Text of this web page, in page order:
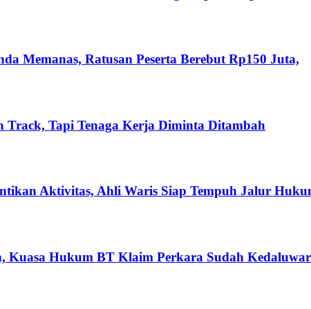
Memanas, Ratusan Peserta Berebut Rp150 Juta,
Tapi Tenaga Kerja Diminta Ditambah
Aktivitas, Ahli Waris Siap Tempuh Jalur
Hukum BT Klaim Perkara Sudah